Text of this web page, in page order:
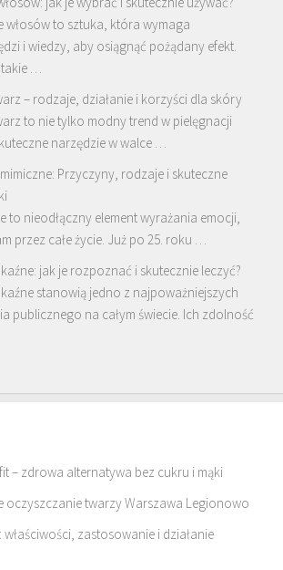
włosów to sztuka, która wymaga
i wiedzy, aby osiągnąć pożądany efekt.
takie …
– rodzaje, działanie i korzyści dla skóry
to nie tylko modny trend w pielęgnacji
narzędzie w walce …
Przyczyny, rodzaje i skuteczne
to nieodłączny element wyrażania emocji,
przez całe życie. Już po 25. roku …
jak je rozpoznać i skutecznie leczyć?
stanowią jedno z najpoważniejszych
publicznego na całym świecie. Ich zdolność
– zdrowa alternatywa bez cukru i mąki
oczyszczanie twarzy Warszawa Legionowo
zastosowanie i działanie